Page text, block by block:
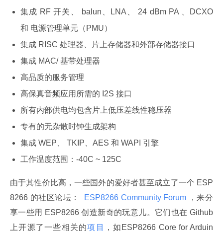
集成 RF 开关、 balun、LNA、 24 dBm PA 、DCXO
和 电源管理单元（PMU）
集成 RISC 处理器、片上存储器和外部存储器接口
集成 MAC/ 基带处理器
高品质的服务管理
高保真音频应用所需的 I2S 接口
所有内部供电均包含片上低压差线性稳压器
专有的无杂散时钟生成架构
集成 WEP、 TKIP、AES 和 WAPI 引擎
工作温度范围：-40C ~ 125C
由于其性价比高，一些国外的爱好者甚至成立了一个 ESP
8266 的社区论坛：
ESP8266 Community Forum
，来分
享一些用 ESP8266 创造新奇的玩意儿。它们也在 Github
上开源了一些相关的项目
，如ESP8266 Core for Arduin